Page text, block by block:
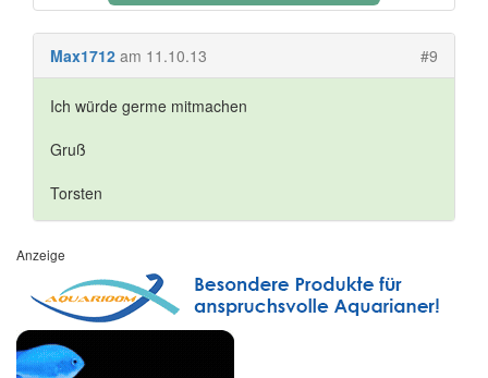
Max1712 am 11.10.13 #9
Ich würde germe mitmachen
Gruß
Torsten
Anzeige